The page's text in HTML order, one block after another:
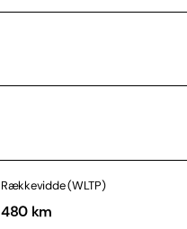
Rækkevidde (WLTP)
480 km